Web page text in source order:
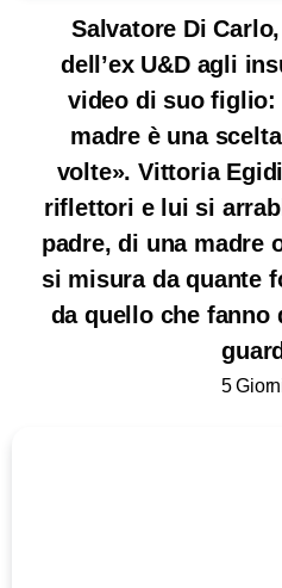
Salvatore Di
dell’ex U&D agli
video di suo figlio:
madre è una
volte». Vittoria
riflettori e lui si
padre, di una madre
si misura da quante
da quello che fanno
5